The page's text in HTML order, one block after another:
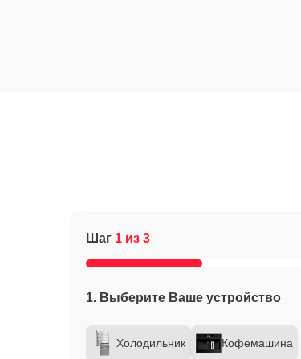
Шаг 1 из 3
1. Выберите Ваше устройство
Холодильник Кофемашина